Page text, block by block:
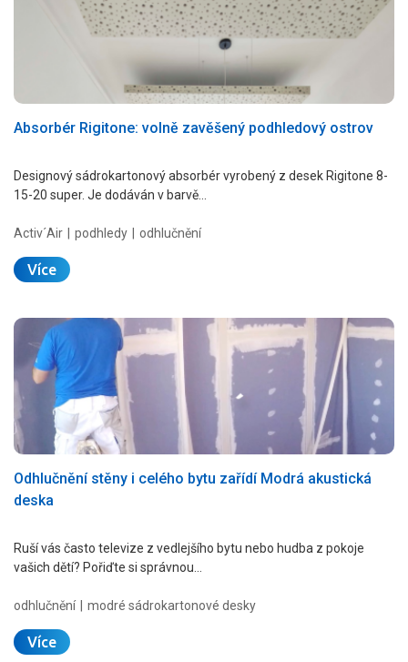
Absorbér Rigitone: volně zavěšený podhledový ostrov
Designový sádrokartonový absorbér vyrobený z desek Rigitone 8-
15-20 super. Je dodáván v barvě…
Activ´Air podhledy odhlučnění
Více
Odhlučnění stěny i celého bytu zařídí Modrá akustická
deska
Ruší vás často televize z vedlejšího bytu nebo hudba z pokoje
vašich dětí? Pořiďte si správnou…
odhlučnění modré sádrokartonové desky
Více